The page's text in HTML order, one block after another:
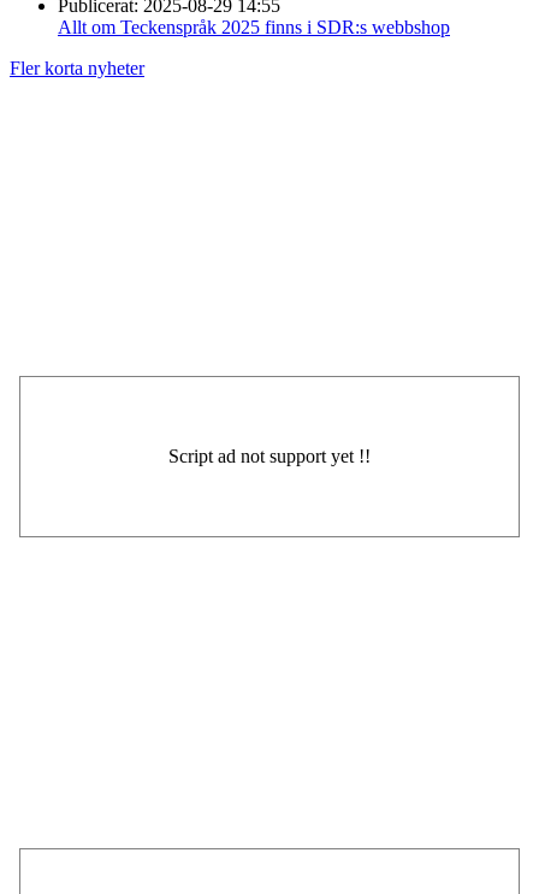
Publicerat: 2025-08-29 14:55
Allt om Teckenspråk 2025 finns i SDR:s webbshop
Fler korta nyheter